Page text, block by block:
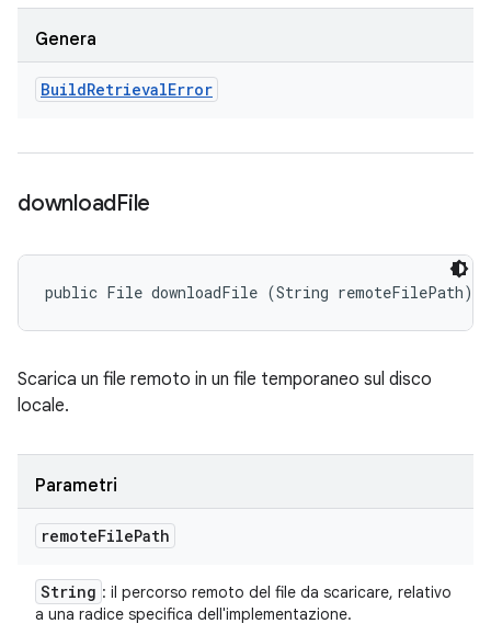
Genera
BuildRetrievalError
downloadFile
public File downloadFile (String remoteFilePath)
Scarica un file remoto in un file temporaneo sul disco
locale.
Parametri
remoteFilePath
String : il percorso remoto del file da scaricare, relativo
a una radice specifica dell'implementazione.